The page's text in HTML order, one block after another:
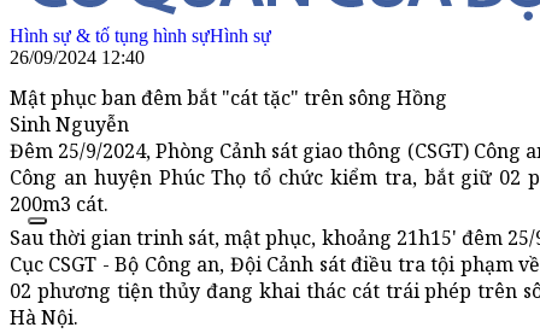
Hình sự & tố tụng hình sựHình sự
26/09/2024 12:40
Mật phục ban đêm bắt "cát tặc" trên sông Hồng
Sinh Nguyễn
Đêm 25/9/2024, Phòng Cảnh sát giao thông (CSGT)
Công an huyện Phúc Thọ tổ chức kiểm tra, bắt giữ
200m3 cát.
Sau thời gian trinh sát, mật phục, khoảng 21h15' đêm
Cục CSGT - Bộ Công an, Đội Cảnh sát điều tra tội
02 phương tiện thủy đang khai thác cát trái phép trên
Hà Nội.